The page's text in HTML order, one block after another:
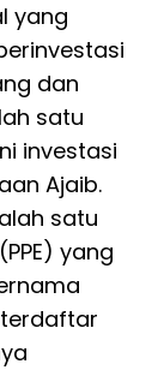
yang
dan
satu
investasi
Ajaib.
satu
yang
terdaftar